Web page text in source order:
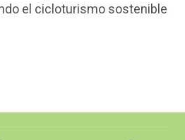
el cicloturismo sostenible